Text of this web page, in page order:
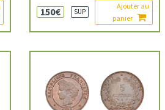
150€ SUP
Ajouter au
panier